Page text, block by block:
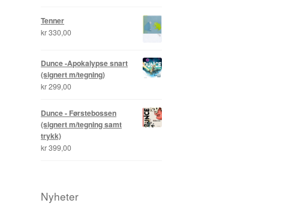
Tenner
kr330,00
Dunce -Apokalypse snart
(signert m/tegning)
kr299,00
Dunce - Førstebossen
(signert m/tegning samt
trykk)
kr399,00
Nyheter